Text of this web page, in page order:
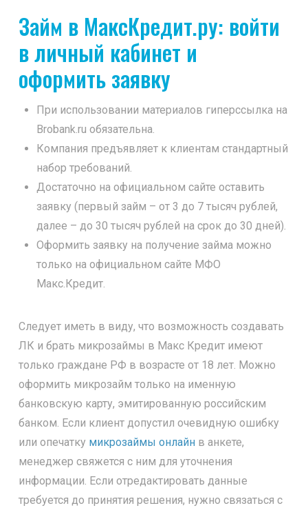
Займ в МаксКредит.ру: войти
в личный кабинет и
оформить заявку
При использовании материалов гиперссылка на
Brobank.ru обязательна.
Компания предъявляет к клиентам стандартный
набор требований.
Достаточно на официальном сайте оставить
заявку (первый займ – от 3 до 7 тысяч рублей,
далее – до 30 тысяч рублей на срок до 30 дней).
Оформить заявку на получение займа можно
только на официальном сайте МФО
Макс.Кредит.
Следует иметь в виду, что возможность создавать
ЛК и брать микрозаймы в Макс Кредит имеют
только граждане РФ в возрасте от 18 лет. Можно
оформить микрозайм только на именную
банковскую карту, эмитированную российским
банком. Если клиент допустил очевидную ошибку
или опечатку микрозаймы онлайнв анкете,
менеджер свяжется с ним для уточнения
информации. Если отредактировать данные
требуется до принятия решения, нужно связаться с